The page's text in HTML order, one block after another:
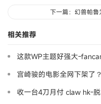
下一篇：幻兽帕
相关推荐
这款WP主题好强大-
宫崎骏的电影全网下架了
收一台4刀月付 claw hk-